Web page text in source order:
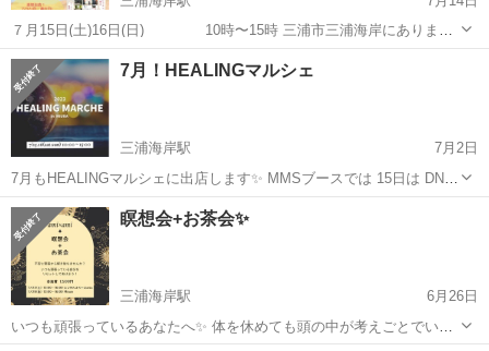
７月15日(土)16日(日) 10時〜15時 三浦市三浦海岸にあります
レンタルスペースaibaで 開催いたします😆❣️ キッチンカーや 三浦野菜
の販売 オリジナルのハンドメイド作品や セラピストによるマッサー...
神奈川 三浦市 三浦海岸駅 その他
7月！HEALINGマルシェ
三浦海岸駅
7月2日
7月もHEALINGマルシェに出店します✨ MMSブースでは 15日は DNA
アクティベーション®︎とエンソフィックレイキ®︎✨ 16日は DNAアクテ
ィベーション®︎とエンソフィックレイキ®︎、 西洋占星術、豊穣の女神
ダ...
神奈川 三浦市 三浦海岸駅
瞑想会+お茶会✨
三浦海岸駅
6月26日
いつも頑張っているあなたへ✨ 体を休めても頭の中が考えごとでいっ